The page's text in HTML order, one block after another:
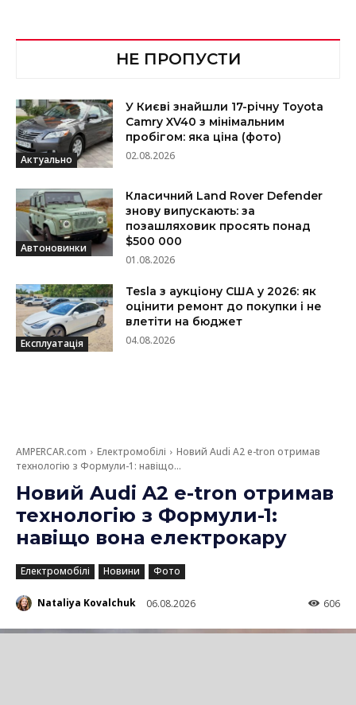
НЕ ПРОПУСТИ
Актуально
У Києві знайшли 17-річну Toyota
Camry XV40 з мінімальним
пробігом: яка ціна (фото)
02.08.2026
Автоновинки
Класичний Land Rover Defender
знову випускають: за
позашляховик просять понад
$500 000
01.08.2026
Експлуатація
Tesla з аукціону США у 2026: як
оцінити ремонт до покупки і не
влетіти на бюджет
04.08.2026